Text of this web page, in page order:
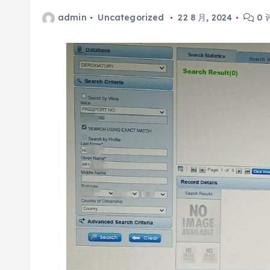
admin Uncategorized 22 8 月, 2024 0